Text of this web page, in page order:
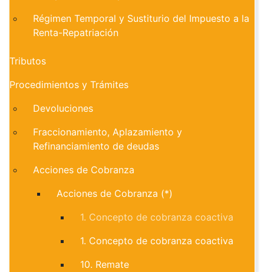
Régimen Temporal y Sustiturio del Impuesto a la
Renta-Repatriación
Tributos
Procedimientos y Trámites
Devoluciones
Fraccionamiento, Aplazamiento y
Refinanciamiento de deudas
Acciones de Cobranza
Acciones de Cobranza (*)
1. Concepto de cobranza coactiva
1. Concepto de cobranza coactiva
10. Remate